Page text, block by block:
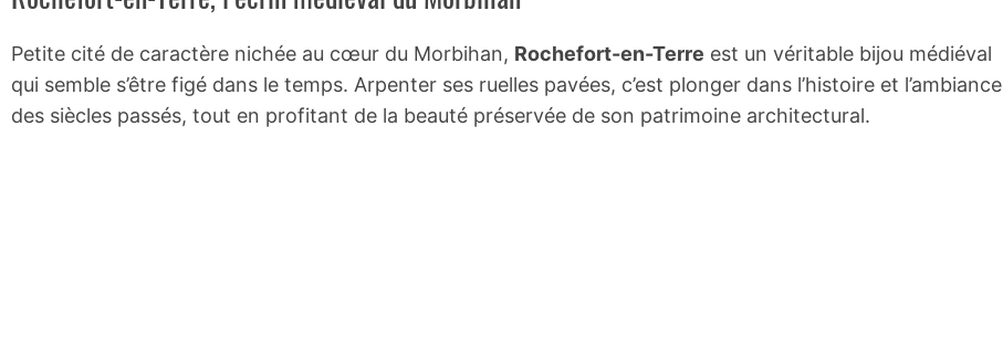
Petite cité de caractère nichée au cœur du Morbihan, Rochefort-en-Terre est un véritable bijou médiéval
qui semble s’être figé dans le temps. Arpenter ses ruelles pavées, c’est plonger dans l’histoire et l’ambiance
des siècles passés, tout en profitant de la beauté préservée de son patrimoine architectural.